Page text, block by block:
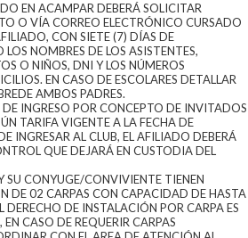
EN ACAMPAR DEBERÁ SOLICITAR
O VÍA CORREO ELECTRÓNICO CURSADO
CON SIETE (7) DÍAS DE
NOMBRES DE LOS ASISTENTES,
O NIÑOS, DNI Y LOS NÚMEROS
EN CASO DE ESCOLARES DETALLAR
AMBOS PADRES.
INGRESO POR CONCEPTO DE INVITADOS
TARIFA VIGENTE A LA FECHA DE
INGRESAR AL CLUB, EL AFILIADO DEBERÁ
QUE DEJARÁ EN CUSTODIA DEL
SU CONYUGE/CONVIVIENTE TIENEN
DE 02 CARPAS CON CAPACIDAD DE HASTA
DERECHO DE INSTALACIÓN POR CARPA ES
CASO DE REQUERIR CARPAS